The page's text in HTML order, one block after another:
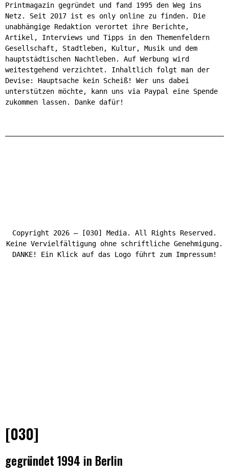
Printmagazin gegründet und fand 1995 den Weg ins
Netz. Seit 2017 ist es only online zu finden. Die
unabhängige Redaktion verortet ihre Berichte,
Artikel, Interviews und Tipps in den Themenfeldern
Gesellschaft, Stadtleben, Kultur, Musik und dem
hauptstädtischen Nachtleben. Auf Werbung wird
weitestgehend verzichtet. Inhaltlich folgt man der
Devise: Hauptsache kein Scheiß! Wer uns dabei
unterstützen möchte, kann uns via Paypal eine Spende
zukommen lassen. Danke dafür!
Copyright 2026 – [030] Media. All Rights Reserved.
Keine Vervielfältigung ohne schriftliche Genehmigung.
DANKE! Ein Klick auf das Logo führt zum Impressum!
[030]
gegründet 1994 in Berlin